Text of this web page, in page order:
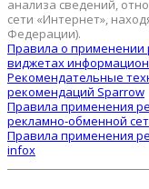
анализа сведений,
сети «Интернет»,
Федерации).
Правила о применении
виджетах
Рекомендательные
рекомендаций Sparrow
Правила применения
рекламно-обменной
Правила применения
infox